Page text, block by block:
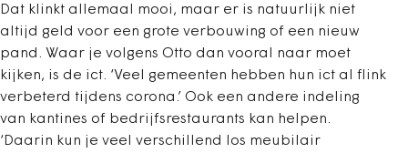
Dat klinkt allemaal mooi, maar er is natuurlijk niet
altijd geld voor een grote verbouwing of een nieuw
pand. Waar je volgens Otto dan vooral naar moet
kijken, is de ict. ‘Veel gemeenten hebben hun ict al flink
verbeterd tijdens corona.’ Ook een andere indeling
van kantines of bedrijfsrestaurants kan helpen.
‘Daarin kun je veel verschillend los meubilair